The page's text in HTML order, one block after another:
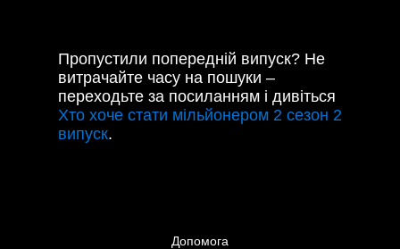
Пропустили попередній випуск? Не
витрачайте часу на пошуки –
переходьте за посиланням і дивіться
Хто хоче стати мільйонером 2 сезон 2
випуск.
Допомога